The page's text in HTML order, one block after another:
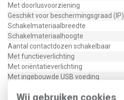
Wij gebruiken cookies
Met doorlusvoorziening
Geschikt voor beschermingsgraad (IP)
Schakelmateriaalbreedte
Schakelmateriaalhoogte
Aantal contactdozen schakelbaar
Met functieverlichting
Met oriëntatieverlichting
Met ingebouwde USB voeding
systeem)